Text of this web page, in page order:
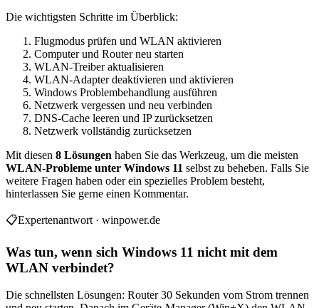
Die wichtigsten Schritte im Überblick:
Flugmodus prüfen und WLAN aktivieren
Computer und Router neu starten
WLAN-Treiber aktualisieren
WLAN-Adapter deaktivieren und aktivieren
Windows Problembehandlung ausführen
Netzwerk vergessen und neu verbinden
DNS-Cache leeren und IP zurücksetzen
Netzwerk vollständig zurücksetzen
Mit diesen 8 Lösungen haben Sie das Werkzeug, um die meisten
WLAN-Probleme unter Windows 11 selbst zu beheben. Falls Sie
weitere Fragen haben oder ein spezielles Problem besteht,
hinterlassen Sie gerne einen Kommentar.
📋Expertenantwort · winpower.de
Was tun, wenn sich Windows 11 nicht mit dem
WLAN verbindet?
Die schnellsten Lösungen: Router 30 Sekunden vom Strom trennen